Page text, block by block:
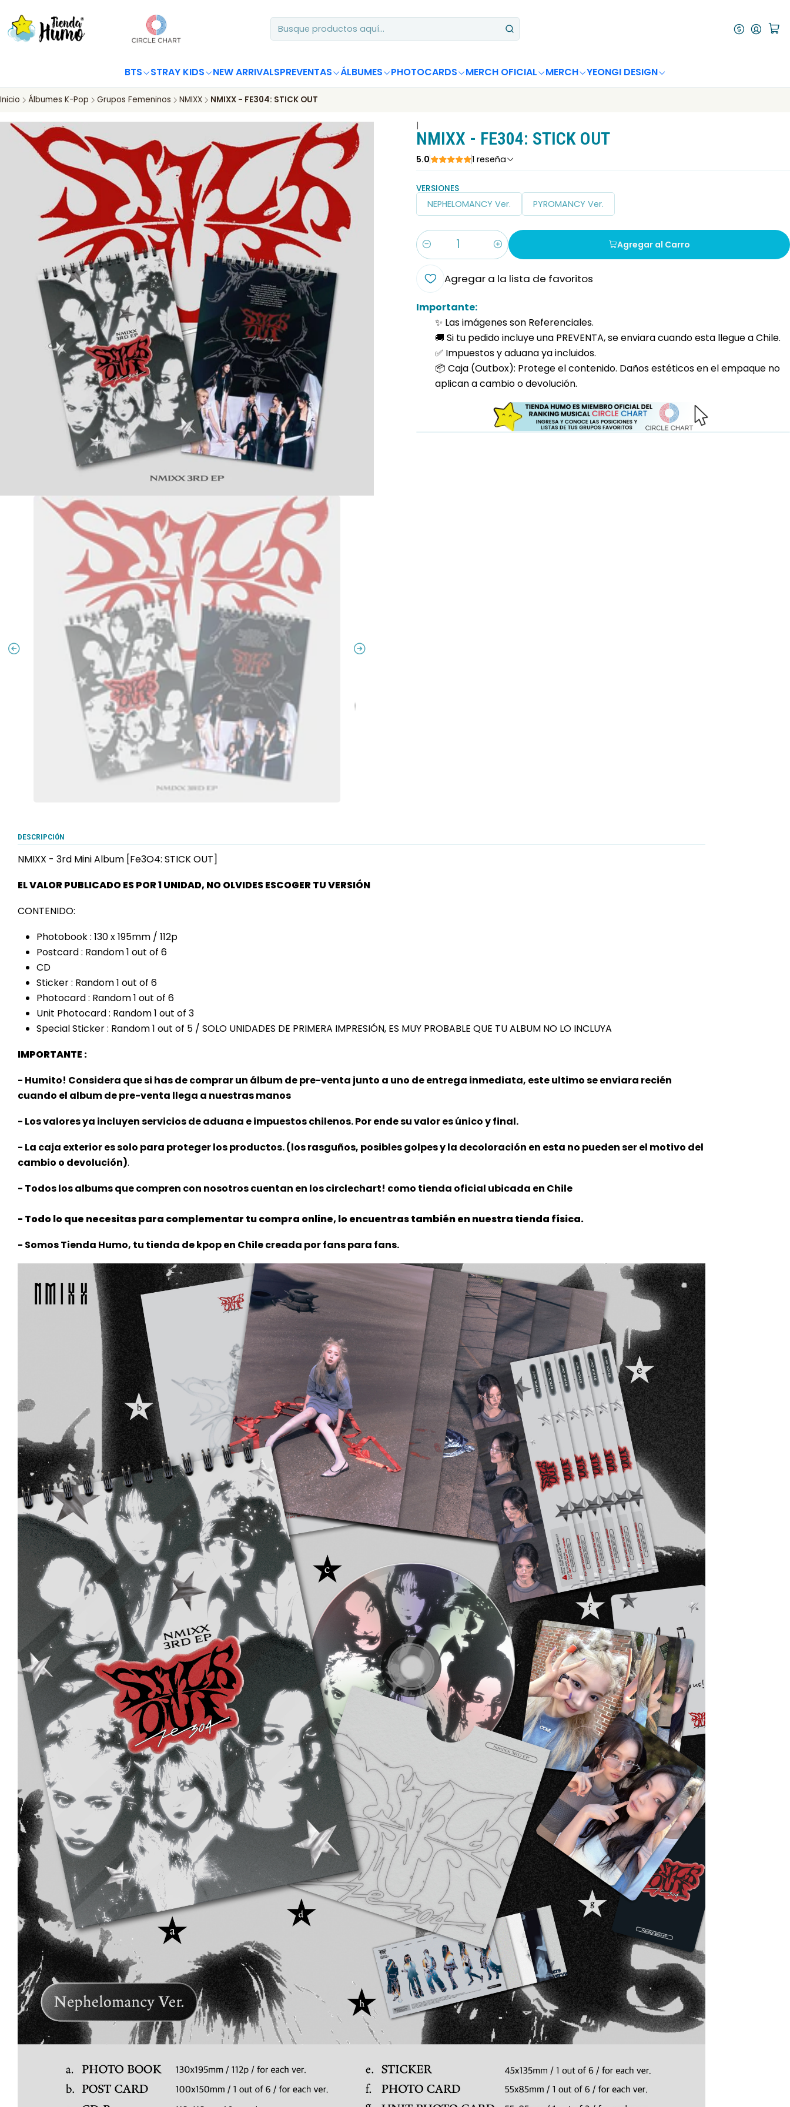
BTS STRAY KIDS NEW ARRIVALSPREVENTAS ÁLBUMES PHOTOCARDS MERCH OFICIAL MERCH YEONGI DESIGN
Inicio Álbumes K-Pop Grupos Femeninos NMIXX NMIXX - FE304: STICK OUT
|
NMIXX - FE304: STICK OUT
5.0 1 reseña
VERSIONES
NEPHELOMANCY Ver. PYROMANCY Ver.
Cantidad
Agregar al Carro
Agregar a la lista de favoritos
Importante:
✨ Las imágenes son Referenciales.
🚚 Si tu pedido incluye una PREVENTA, se enviara cuando esta llegue a Chile.
✅ Impuestos y aduana ya incluidos.
📦 Caja (Outbox): Protege el contenido. Daños estéticos en el empaque no
aplican a cambio o devolución.
DESCRIPCIÓN
NMIXX - 3rd Mini Album [Fe3O4: STICK OUT]
EL VALOR PUBLICADO ES POR 1 UNIDAD, NO OLVIDES ESCOGER TU VERSIÓN
CONTENIDO:
Photobook : 130 x 195mm / 112p
Postcard : Random 1 out of 6
CD
Sticker : Random 1 out of 6
Photocard : Random 1 out of 6
Unit Photocard : Random 1 out of 3
Special Sticker : Random 1 out of 5 / SOLO UNIDADES DE PRIMERA IMPRESIÓN, ES MUY PROBABLE QUE TU ALBUM NO LO INCLUYA
IMPORTANTE :
- Humito! Considera que si has de comprar un álbum de pre-venta junto a uno de entrega inmediata, esteultimo se enviara recién
cuando el album de pre-venta llega a nuestras manos
- Los valores ya incluyen servicios de aduana e impuestos chilenos. Por ende su valor es único y final.
- La caja exterior es solo para proteger los productos. (los rasguños, posibles golpes y la decoloración en esta no pueden ser el motivo del
cambio o devolución).
- Todos los albums que compren con nosotros cuentan en los circlechart! como tienda oficial ubicada en Chile
- Todo lo que necesitas para complementar tu compra online, lo encuentras también en nuestra tienda física.
- Somos Tienda Humo, tu tienda de kpop en Chile creada por fans para fans.